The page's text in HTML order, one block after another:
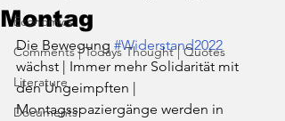
Economics
Comments | Todays Thought | Quotes
Literature
Documents
Montag
Die Bewegung #Widerstand2022
wächst | Immer mehr Solidarität mit
den Ungeimpften |
Montagsspaziergänge werden in